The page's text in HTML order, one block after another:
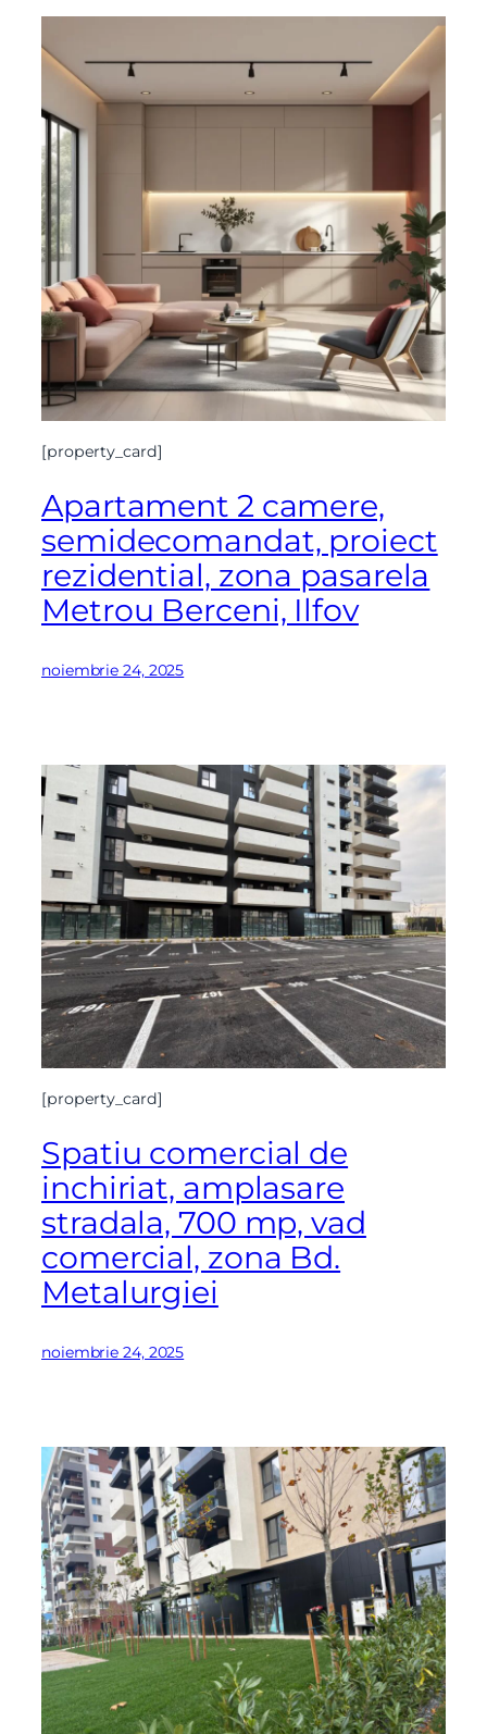
[property_card]
Apartament 2 camere,
semidecomandat, proiect
rezidential, zona pasarela
Metrou Berceni, Ilfov
noiembrie 24, 2025
[property_card]
Spatiu comercial de
inchiriat, amplasare
stradala, 700 mp, vad
comercial, zona Bd.
Metalurgiei
noiembrie 24, 2025
X
Vreau sa fiu contactat
Nume
Telefon
Email